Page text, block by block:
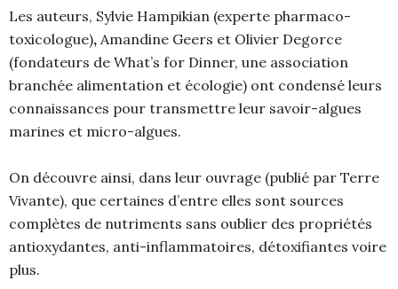
Les auteurs, Sylvie Hampikian (experte pharmaco-
toxicologue), Amandine Geers et Olivier Degorce
(fondateurs de What’s for Dinner, une association
branchée alimentation et écologie) ont condensé leurs
connaissances pour transmettre leur savoir-algues
marines et micro-algues.
On découvre ainsi, dans leur ouvrage (publié par Terre
Vivante), que certaines d’entre elles sont sources
complètes de nutriments sans oublier des propriétés
antioxydantes, anti-inflammatoires, détoxifiantes voire
plus.